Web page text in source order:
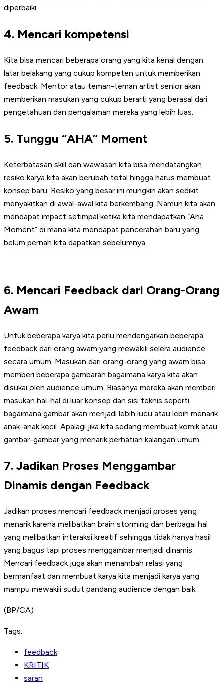
diperbaiki.
4. Mencari kompetensi
Kita bisa mencari beberapa orang yang kita kenal dengan
latar belakang yang cukup kompeten untuk memberikan
feedback. Mentor atau teman-teman artist senior akan
memberikan masukan yang cukup berarti yang berasal dari
pengetahuan dan pengalaman mereka yang lebih luas.
5. Tunggu “AHA” Moment
Keterbatasan skill dan wawasan kita bisa mendatangkan
resiko karya kita akan berubah total hingga harus membuat
konsep baru. Resiko yang besar ini mungkin akan sedikit
menyakitkan di awal-awal kita berkembang. Namun kita akan
mendapat impact setimpal ketika kita mendapatkan “Aha
Moment” di mana kita mendapat pencerahan baru yang
belum pernah kita dapatkan sebelumnya.
6. Mencari Feedback dari Orang-Orang
Awam
Untuk beberapa karya kita perlu mendengarkan beberapa
feedback dari orang awam yang mewakili selera audience
secara umum. Masukan dari orang-orang yang awam bisa
memberi beberapa gambaran bagaimana karya kita akan
disukai oleh audience umum. Biasanya mereka akan memberi
masukan hal-hal di luar konsep dan sisi teknis seperti
bagaimana gambar akan menjadi lebih lucu atau lebih menarik
anak-anak kecil. Apalagi jika kita sedang membuat komik atau
gambar-gambar yang menarik perhatian kalangan umum.
7. Jadikan Proses Menggambar
Dinamis dengan Feedback
Jadikan proses mencari feedback menjadi proses yang
menarik karena melibatkan brain storming dan berbagai hal
yang melibatkan interaksi kreatif sehingga tidak hanya hasil
yang bagus tapi proses menggambar menjadi dinamis.
Mencari feedback juga akan menambah relasi yang
bermanfaat dan membuat karya kita menjadi karya yang
mampu mewakili sudut pandang audience dengan baik.
(BP/CA)
Tags:
feedback
KRITIK
saran